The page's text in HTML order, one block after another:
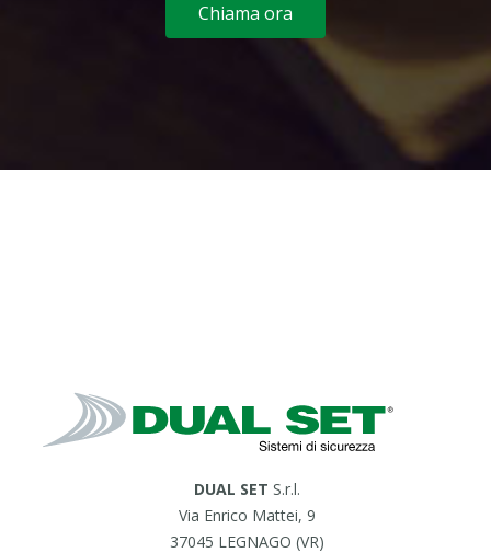
Chiama ora
DUAL SET S.r.l.
Via Enrico Mattei, 9
37045 LEGNAGO (VR)